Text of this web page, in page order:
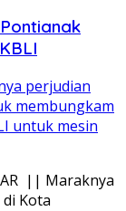
perjudian
membungkam
untuk mesin
|| Maraknya
Kota